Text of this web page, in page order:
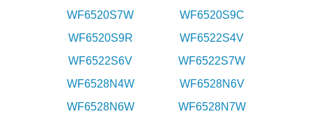
WF6520S7W
WF6520S9C
WF6520S9R
WF6522S4V
WF6522S6V
WF6522S7W
WF6528N4W
WF6528N6V
WF6528N6W
WF6528N7W